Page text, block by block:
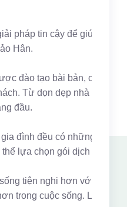
pháp tin cậy để giúp
Hân.
đào tạo bài bản, có kinh
Từ dọn dẹp nhà cửa,
đầu.
đình đều có những nhu
thể lựa chọn gói dịch vụ
tiện nghi hơn với Bảo
trong cuộc sống. Liên hệ